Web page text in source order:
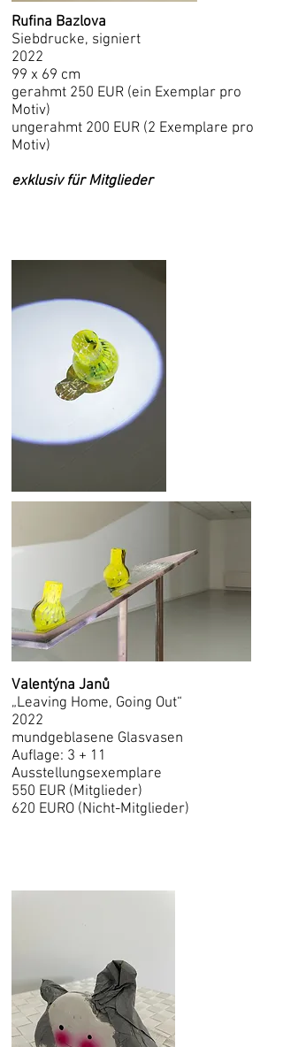
Rufina Bazlova
Siebdrucke, signiert
2022
99 x 69 cm
gerahmt 250 EUR (ein Exemplar pro
Motiv)
ungerahmt 200 EUR (2 Exemplare pro
Motiv)
exklusiv für Mitglieder
Valentýna Janů
„Leaving Home, Going Out“
2022
mundgeblasene Glasvasen
Auflage: 3 + 11
Ausstellungsexemplare
550 EUR (Mitglieder)
620 EURO (Nicht-Mitglieder)